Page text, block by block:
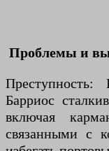
Проблемы и
Барриос
включая
связанными с